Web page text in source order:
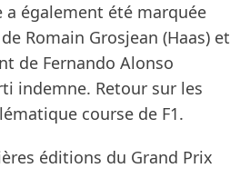
a également été marquée
Romain Grosjean (Haas) et
de Fernando Alonso
indemne. Retour sur les
course de F1.
éditions du Grand Prix